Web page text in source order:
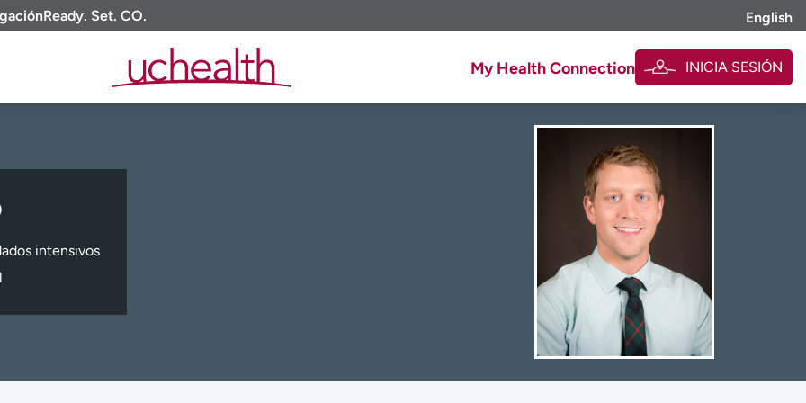
Ready. Set. CO. English
My Health Connection INICIA SESIÓN
intensivos